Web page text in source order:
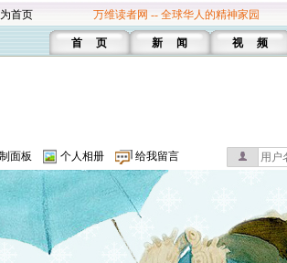
首页 万维读者网 -- 全球华人的精神家园
首 页 新 闻 视 频
面板 个人相册 给我留言